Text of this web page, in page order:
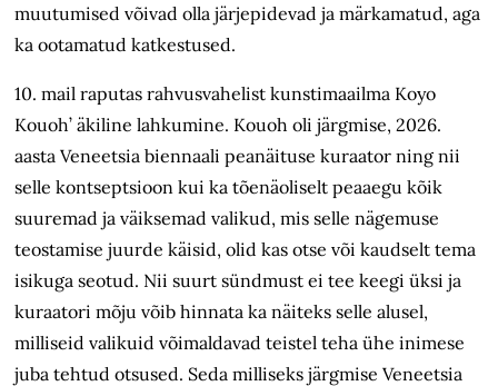
muutumised võivad olla järjepidevad ja märkamatud, aga
ka ootamatud katkestused.
10. mail raputas rahvusvahelist kunstimaailma Koyo
Kouoh’ äkiline lahkumine. Kouoh oli järgmise, 2026.
aasta Veneetsia biennaali peanäituse kuraator ning nii
selle kontseptsioon kui ka tõenäoliselt peaaegu kõik
suuremad ja väiksemad valikud, mis selle nägemuse
teostamise juurde käisid, olid kas otse või kaudselt tema
isikuga seotud. Nii suurt sündmust ei tee keegi üksi ja
kuraatori mõju võib hinnata ka näiteks selle alusel,
milliseid valikuid võimaldavad teistel teha ühe inimese
juba tehtud otsused. Seda milliseks järgmise Veneetsia